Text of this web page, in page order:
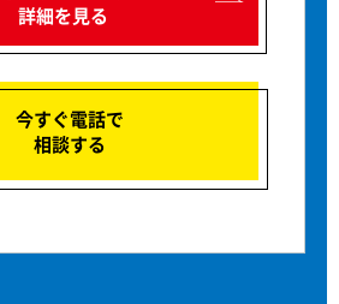
詳細を見る
今すぐ電話で
相談する